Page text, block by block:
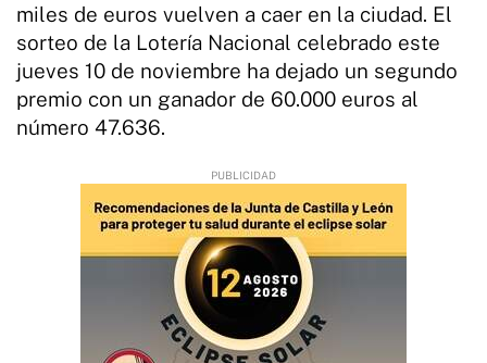
miles de euros vuelven a caer en la ciudad. El
sorteo de la Lotería Nacional celebrado este
jueves 10 de noviembre ha dejado un segundo
premio con un ganador de 60.000 euros al
número 47.636.